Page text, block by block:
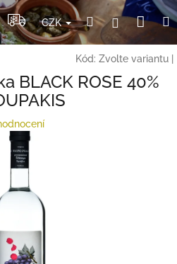
CZK HledatPřihlášení
Kód: Zvolte variantu
BLACK ROSE 40%